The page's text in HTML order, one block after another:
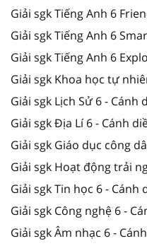
Giải sgk Tiếng Anh 6
Giải sgk Tiếng Anh 6
Giải sgk Tiếng Anh 6
Giải sgk Khoa học tự
Giải sgk Lịch Sử 6 - Cánh
Giải sgk Địa Lí 6 - Cánh
Giải sgk Giáo dục công
Giải sgk Hoạt động trải
Giải sgk Tin học 6 - Cánh
Giải sgk Công nghệ 6 -
Giải sgk Âm nhạc 6 -